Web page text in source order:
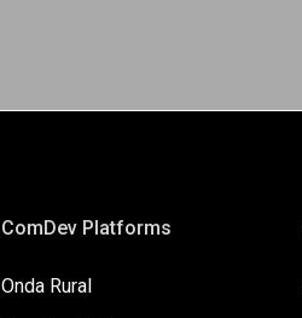
ComDev Platforms
Onda Rural